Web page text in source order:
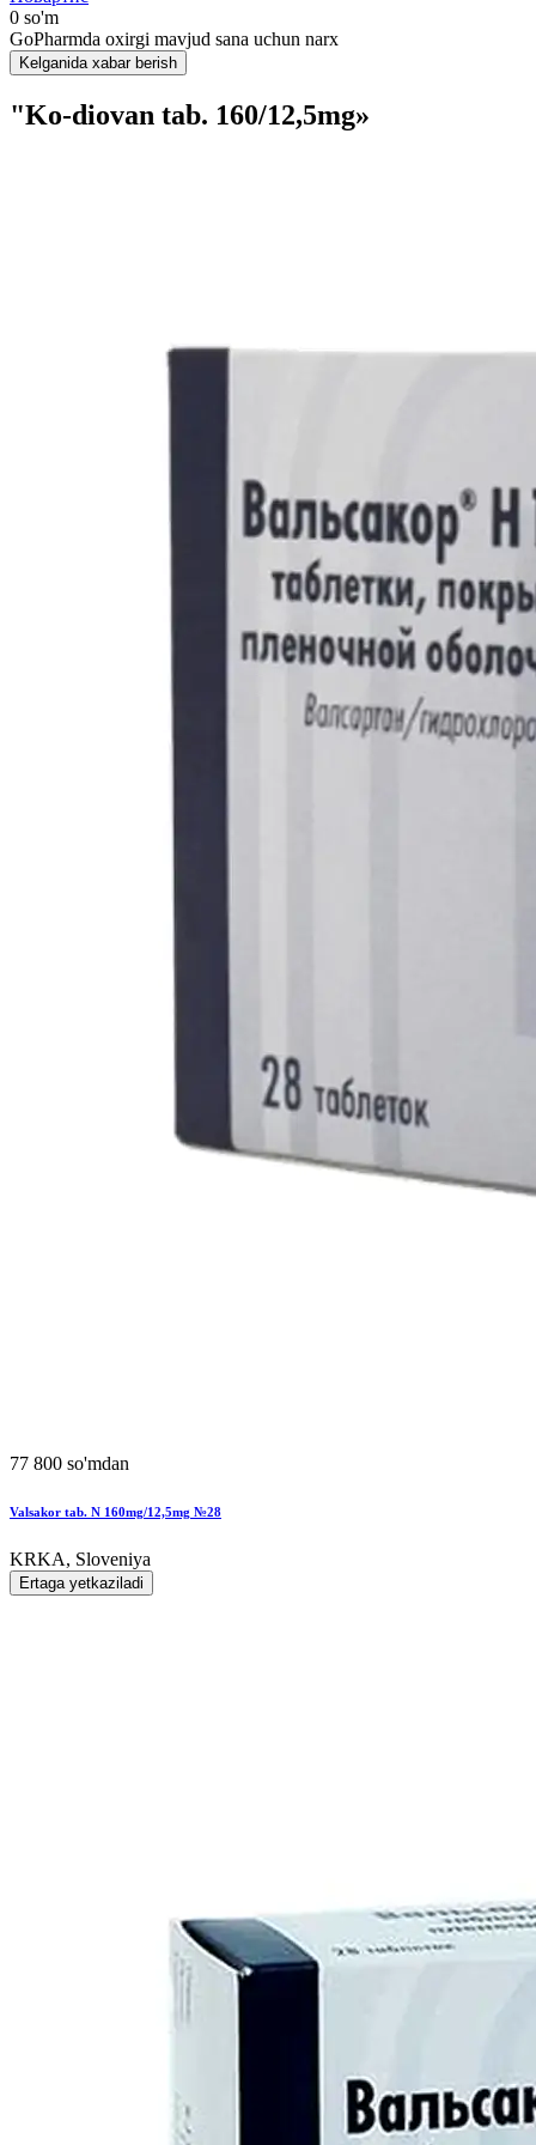
0 so'm
GoPharmda oxirgi mavjud sana uchun narx
Kelganida xabar berish
"Ko-diovan tab. 160/12,5mg»
77 800 so'mdan
Valsakor tab. N 160mg/12,5mg №28
KRKA, Sloveniya
Ertaga yetkaziladi